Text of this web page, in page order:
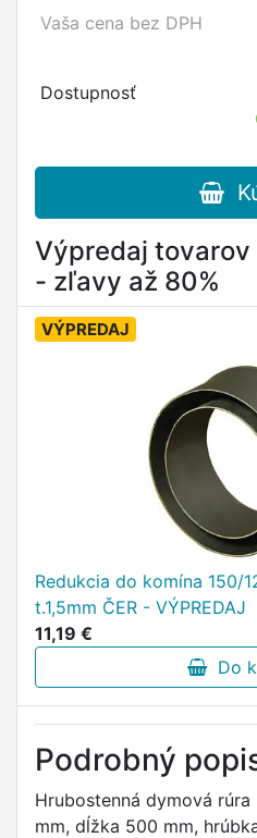
Vaša cena bez DPH
Dostupnosť
Výpredaj
- zľavy až 80%
VÝPREDAJ
Redukcia do komína 150/
t.1,5mm ČER - VÝPREDAJ
11,19 €
Do
Podrobný
Hrubostenná dymová
mm, dĺžka 500 mm,